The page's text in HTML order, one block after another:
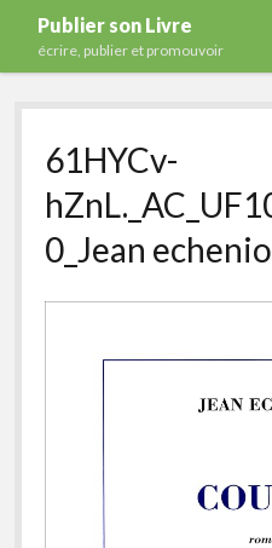
Publier son Livre
écrire, publier et promouvoir
Accueil
Formations
Services
Blog
Actualités
A propos
61HYCv-
0_Jean